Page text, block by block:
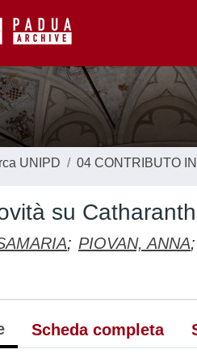
UNIPD 04 CONTRIBUTO
su
; PIOVAN, ANNA;
Scheda completa